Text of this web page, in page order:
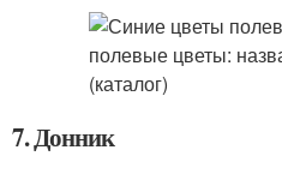
7. Донник